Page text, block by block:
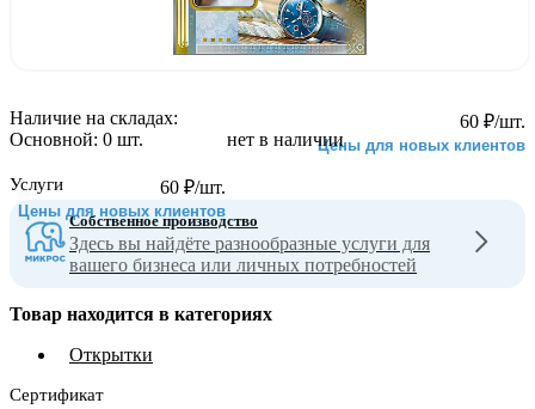
60 ₽/шт.
Цены для новых клиентов
нет в наличии
60 ₽/шт.
Цены для новых клиентов
Наличие на складах:
Основной: 0 шт.
Услуги
Собственное производство
Здесь вы найдёте разнообразные услуги для
вашего бизнеса или личных потребностей
Товар находится в категориях
Открытки
Сертификат